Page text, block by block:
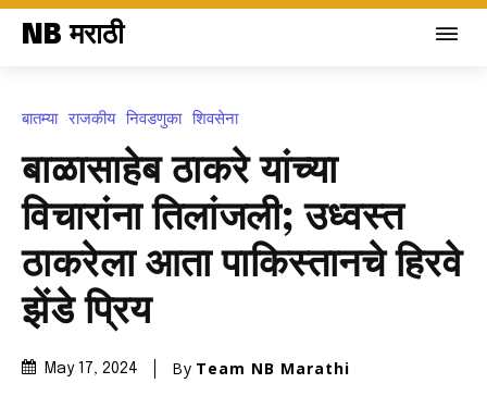
NB मराठी
बातम्या राजकीय निवडणुका शिवसेना
बाळासाहेब ठाकरे यांच्या
विचारांना तिलांजली; उध्वस्त
ठाकरेला आता पाकिस्तानचे हिरवे
झेंडे प्रिय
May 17, 2024 By Team NB Marathi